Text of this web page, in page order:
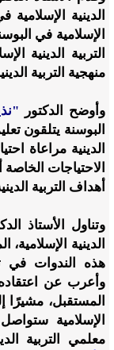
الدينية
الإسلامية في
التربية الدينية
منهجية التربية
وأوضح الدكتور
البوسنة يتلقون
الدينية مراعاة
الاحتياجات
أهداف التربية
وتناول الأستاذ
الدينية
هذه الندوات في
وأعرب عن
المستقبل، مشيرًا
الإسلامية
معلمي التربية